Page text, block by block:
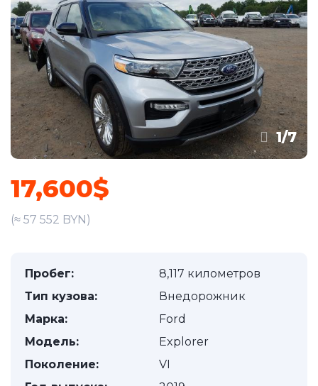
1/7
17,600$
(≈ 57 552 BYN)
Пробег:
8,117 километров
Тип кузова:
Внедорожник
Марка:
Ford
Модель:
Explorer
Поколение:
VI